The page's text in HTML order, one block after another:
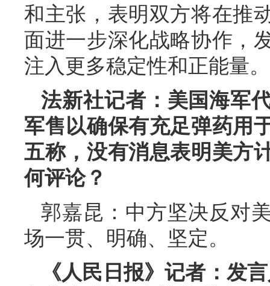
和主张，表明双方将在推
面进一步深化战略协作，
注入更多稳定性和正能量。
法新社记者：美国海军
军售以确保有充足弹药用
五称，没有消息表明美方
何评论？
郭嘉昆：中方坚决反对
场一贯、明确、坚定。
《人民日报》记者：发